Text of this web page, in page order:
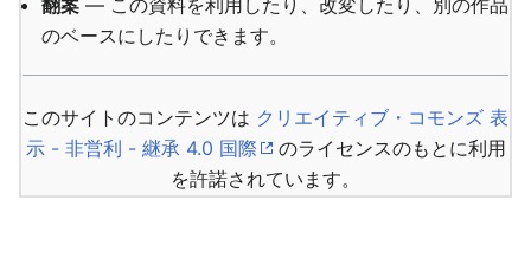
翻案 — この資料を利用したり、改変したり、別の作品
のベースにしたりできます。
このサイトのコンテンツは クリエイティブ・コモンズ 表
示 - 非営利 - 継承 4.0 国際
のライセンスのもとに利用
を許諾されています。